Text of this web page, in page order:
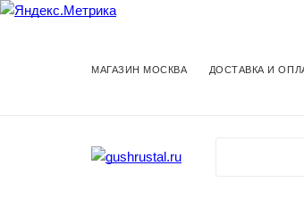
МАГАЗИН МОСКВА ДОСТАВКА И